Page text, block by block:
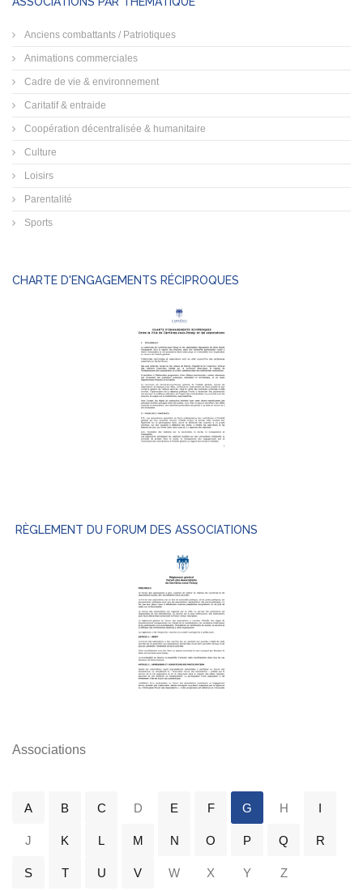
Anciens combattants / Patriotiques
Animations commerciales
Cadre de vie & environnement
Caritatif & entraide
Coopération décentralisée & humanitaire
Culture
Loisirs
Parentalité
Sports
CHARTE D'ENGAGEMENTS RÉCIPROQUES
RÈGLEMENT DU FORUM DES ASSOCIATIONS
Associations
A B C D E F G H I
J K L M N O P Q R
S T U V W X Y Z